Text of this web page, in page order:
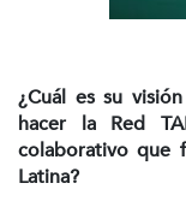
¿Cuál es su
hacer la Red
colaborativo que
Latina?